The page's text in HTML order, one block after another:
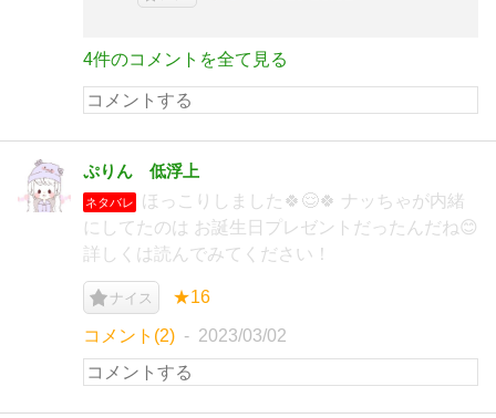
4件のコメントを全て見る
ぷりん 低浮上
ネタバレ
ほっこりしました🍀😌🍀 ナッちゃが内緒
にしてたのは お誕生日プレゼントだったんだね😊
詳しくは読んでみてください！
ナイス ★16
コメント(2) 2023/03/02